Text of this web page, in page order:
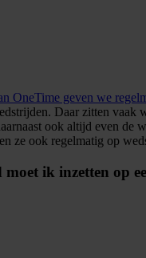
OneTime geven we
Daar zitten vaak
ook altijd even de
ze ook regelmatig op
moet ik inzetten op